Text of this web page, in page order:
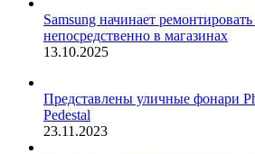
Samsung начинает
непосредственно в магазинах
13.10.2025
Представлены уличные фонари
Pedestal
23.11.2023